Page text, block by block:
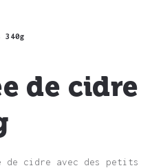
340g
de
de cidre avec des petits